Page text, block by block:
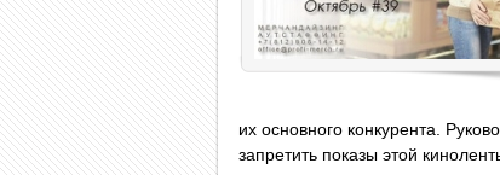
их основного конкурента.
запретить показы этой